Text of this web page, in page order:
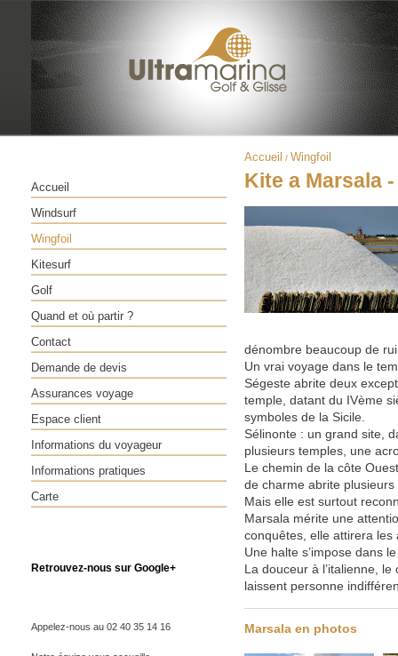
Accueil
Windsurf
Wingfoil
Kitesurf
Golf
Quand et où partir ?
Contact
Demande de devis
Assurances voyage
Espace client
Informations du voyageur
Informations pratiques
Carte
Retrouvez-nous sur Google+
Appelez-nous au 02 40 35 14 16
Accueil / Wingfoil
Kite a Marsala
dénombre beaucoup de
Un vrai voyage dans le
Ségeste abrite deux
temple, datant du IVème
symboles de la Sicile.
Sélinonte : un grand site,
plusieurs temples, une
Le chemin de la côte
de charme abrite
Mais elle est surtout
Marsala mérite une
conquêtes, elle attirera les
Une halte s’impose dans
La douceur à l’italienne,
laissent personne
Marsala en photos